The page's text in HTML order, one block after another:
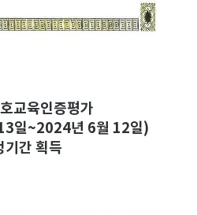
교육인증평가
일~2024년 6월 12일)
기간 획득